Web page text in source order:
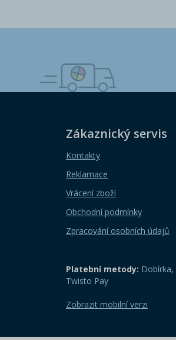
Zákaznický servis
Kontakty
Reklamace
Vrácení zboží
Obchodní podmínky
Zpracování osobních údajů
Platební metody: Dobírka,
Twisto Pay
Zobrazit mobilní verzi